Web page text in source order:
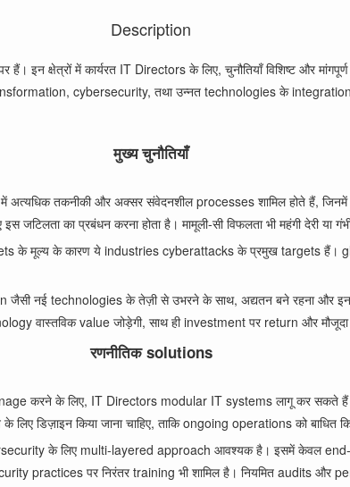
Description
हैं। इन क्षेत्रों में कार्यरत IT Directors के लिए, चुनौतियाँ विशिष्ट और
cybersecurity, तथा उन्नत technologies के integration
मुख्य चुनौतियाँ
में अत्यधिक तकनीकी और अक्सर संवेदनशील processes शामिल होते हैं,
का प्रबंधन करना होता है। मामूली-सी विफलता भी महंगी देरी या
के मूल्य के कारण ये industries cyberattacks के प्रमुख targets हैं।
नई technologies के तेज़ी से उभरने के साथ, अद्यतन बने रहना और
वास्तविक value जोड़ेगी, साथ ही investment पर return और मौजूदा
रणनीतिक solutions
करने के लिए, IT Directors modular IT systems लागू कर
डिज़ाइन किया जाना चाहिए, ताकि ongoing operations को बाधित
के लिए multi-layered approach आवश्यक है। इसमें केवल
practices पर निरंतर training भी शामिल है। नियमित audits